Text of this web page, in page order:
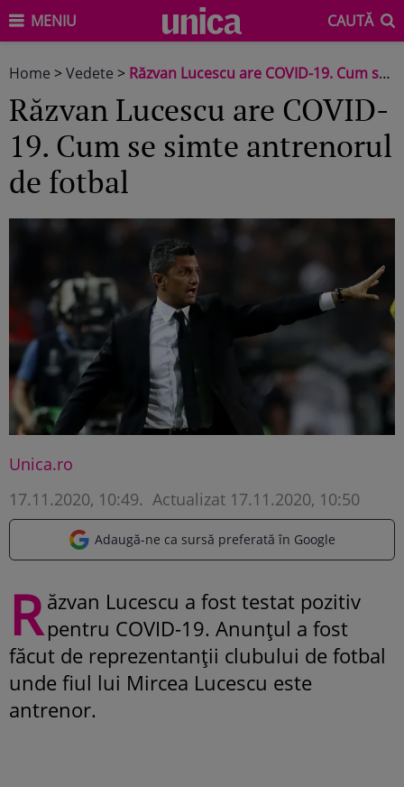
MENIU CAUTĂ
Home >Vedete > Răzvan Lucescu are COVID-19. Cum se simte antrenorul de fotbal
Răzvan Lucescu are COVID-
19. Cum se simte antrenorul
de fotbal
Unica.ro
17.11.2020, 10:49. Actualizat 17.11.2020, 10:50
Adaugă-ne ca sursă preferată în Google
R ăzvan Lucescu a fost testat pozitiv
pentru COVID-19. Anunțul a fost
făcut de reprezentanții clubului de fotbal
unde fiul lui Mircea Lucescu este
antrenor.